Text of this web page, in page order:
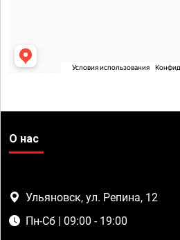
О нас
Ульяновск, ул. Репина, 12
Пн-Сб | 09:00 - 19:00